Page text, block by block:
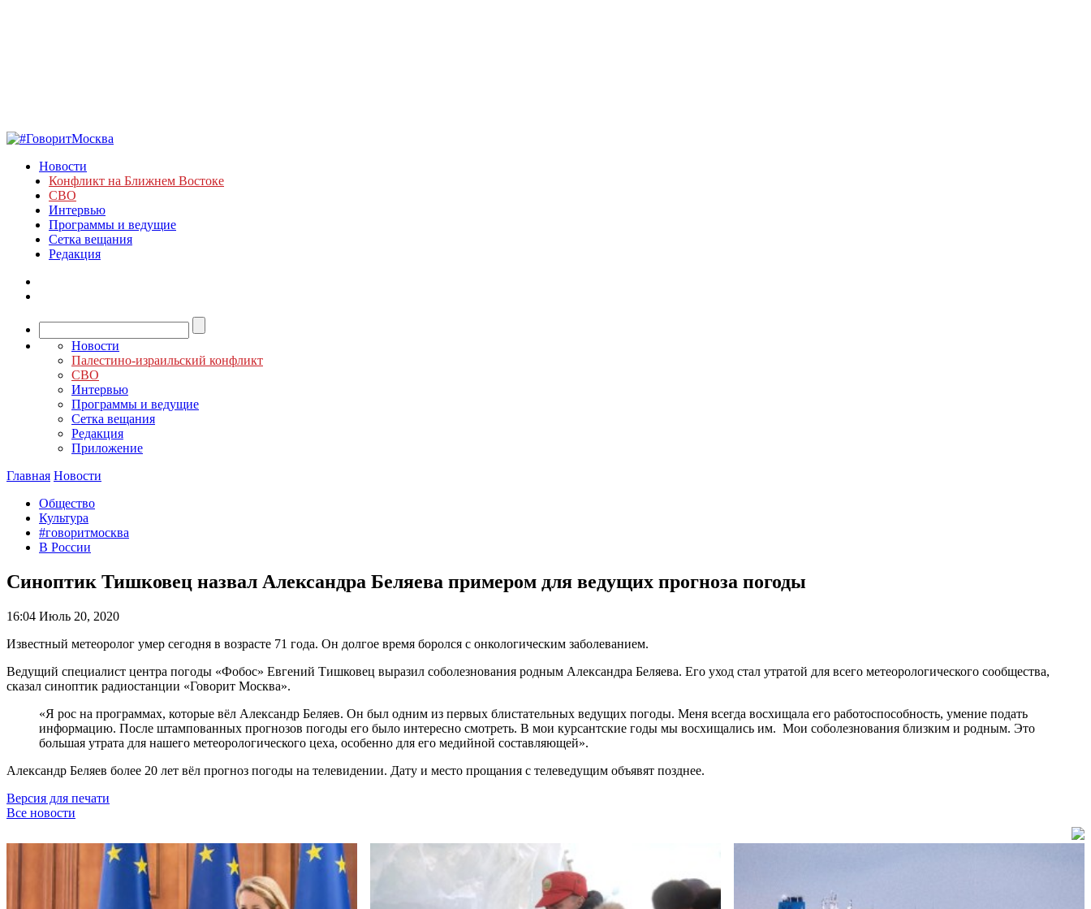
Новости
Конфликт на Ближнем Востоке
СВО
Интервью
Программы и ведущие
Сетка вещания
Редакция
Новости
Палестино-израильский конфликт
СВО
Интервью
Программы и ведущие
Сетка вещания
Редакция
Приложение
Главная Новости
Общество
Культура
#говоритмосква
В России
Синоптик Тишковец назвал Александра Беляева примером для ведущих прогноза погоды
16:04 Июль 20, 2020
Известный метеоролог умер сегодня в возрасте 71 года. Он долгое время боролся с онкологическим заболеванием.
Ведущий специалист центра погоды «Фобос» Евгений Тишковец выразил соболезнования родным Александра Беляева. Его уход стал утратой для всего метеорологического сообщества,
сказал синоптик радиостанции «Говорит Москва».
«Я рос на программах, которые вёл Александр Беляев. Он был одним из первых блистательных ведущих погоды. Меня всегда восхищала его работоспособность, умение подать
информацию. После штампованных прогнозов погоды его было интересно смотреть. В мои курсантские годы мы восхищались им. Мои соболезнования близким и родным. Это
большая утрата для нашего метеорологического цеха, особенно для его медийной составляющей».
Александр Беляев более 20 лет вёл прогноз погоды на телевидении. Дату и место прощания с телеведущим объявят позднее.
Версия для печати
Все новости